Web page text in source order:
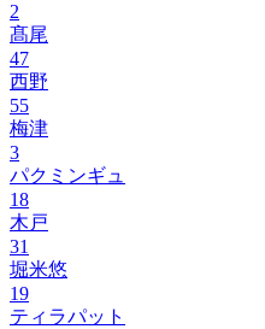
2
髙尾
47
西野
55
梅津
3
パクミンギュ
18
木戸
31
堀米悠
19
ティラパット